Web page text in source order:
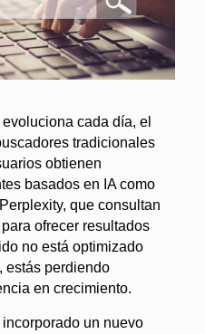
cada día, el
tradicionales
obtienen
basados en IA como
que consultan
ofrecer resultados
no está optimizado
estás perdiendo
en crecimiento.
incorporado un nuevo